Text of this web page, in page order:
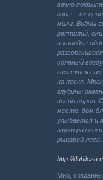
вечно
горы – их
мили. Видны
рептилий,
и холоден
соленый
касаются
на песке.
глубины
песни сирен.
место, дом
улыбается и
этот раз
рыцарей леса…
http://
Мир,